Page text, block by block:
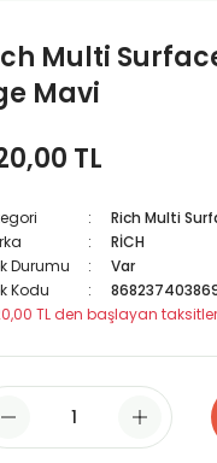
Multi
Mavi
TL
Rich Multi
RİCH
Durumu
Var
Kodu
TL den başlayan